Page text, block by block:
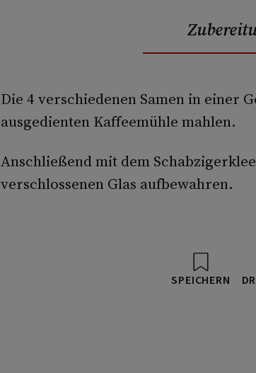
Die 4 verschiedenen Samen in einer
ausgedienten Kaffeemühle mahlen.
Anschließend mit dem
verschlossenen Glas aufbewahren.
SPEICHERN